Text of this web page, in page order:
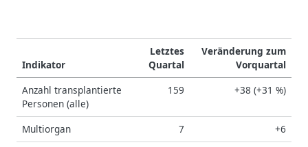
Indikator
Letztes
Quartal
Veränderung zum
Vorquartal
Anzahl transplantierte
Personen (alle)
159 +38 (+31 %)
Multiorgan 7
+6